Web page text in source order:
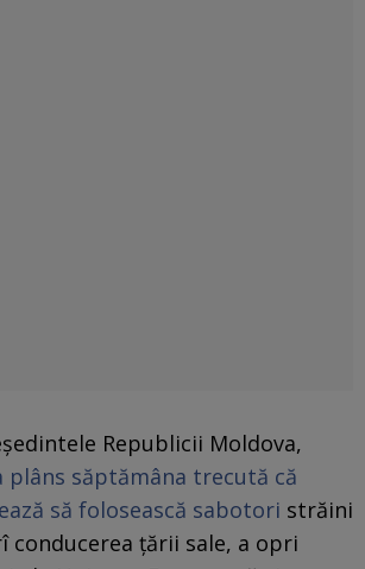
Republicii Moldova,
plâns săptămâna trecută că
să folosească sabotori străini
conducerea țării sale, a opri